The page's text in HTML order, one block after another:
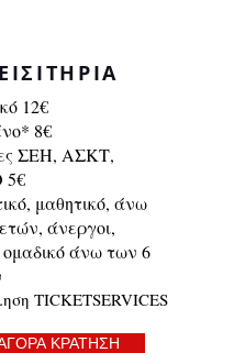
ΕΙΣΙΤΗΡΙΑ
12€
8€
ΣΕΗ, ΑΣΚΤ,
μαθητικό, άνω
άνεργοι,
άνω των 6
TICKETSERVICES
ΚΡΑΤΗΣΗ